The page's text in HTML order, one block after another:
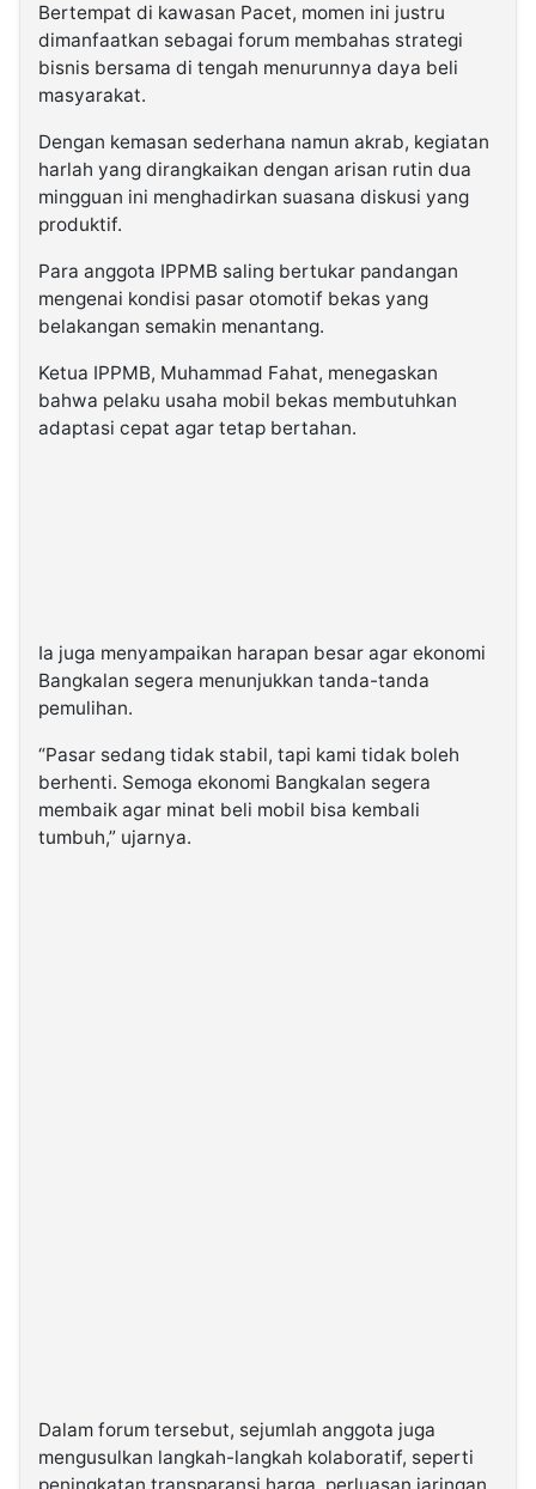
Bertempat di kawasan Pacet, momen ini justru
dimanfaatkan sebagai forum membahas strategi
bisnis bersama di tengah menurunnya daya beli
masyarakat.
Dengan kemasan sederhana namun akrab, kegiatan
harlah yang dirangkaikan dengan arisan rutin dua
mingguan ini menghadirkan suasana diskusi yang
produktif.
Para anggota IPPMB saling bertukar pandangan
mengenai kondisi pasar otomotif bekas yang
belakangan semakin menantang.
Ketua IPPMB, Muhammad Fahat, menegaskan
bahwa pelaku usaha mobil bekas membutuhkan
adaptasi cepat agar tetap bertahan.
Ia juga menyampaikan harapan besar agar ekonomi
Bangkalan segera menunjukkan tanda-tanda
pemulihan.
“Pasar sedang tidak stabil, tapi kami tidak boleh
berhenti. Semoga ekonomi Bangkalan segera
membaik agar minat beli mobil bisa kembali
tumbuh,” ujarnya.
Dalam forum tersebut, sejumlah anggota juga
mengusulkan langkah-langkah kolaboratif, seperti